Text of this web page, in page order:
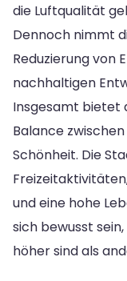
die Luftqualität
Dennoch nimmt
Reduzierung von
nachhaltigen
Insgesamt bietet
Balance
Schönheit. Die
und eine hohe
sich bewusst
höher sind als